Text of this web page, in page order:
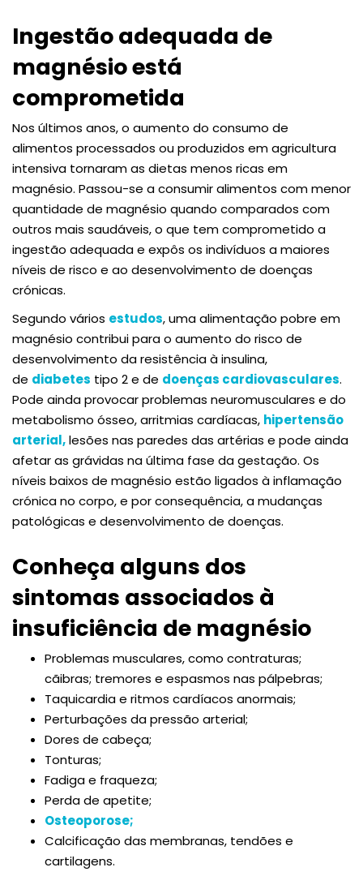
Ingestão adequada de
magnésio está
comprometida
Nos últimos anos, o aumento do consumo de
alimentos processados ou produzidos em agricultura
intensiva tornaram as dietas menos ricas em
magnésio. Passou-se a consumir alimentos com menor
quantidade de magnésio quando comparados com
outros mais saudáveis, o que tem comprometido a
ingestão adequada e expôs os indivíduos a maiores
níveis de risco e ao desenvolvimento de doenças
crónicas.
Segundo vários estudos, uma alimentação pobre em
magnésio contribui para o aumento do risco de
desenvolvimento da resistência à insulina,
de diabetes tipo 2 e de doenças cardiovasculares.
Pode ainda provocar problemas neuromusculares e do
metabolismo ósseo, arritmias cardíacas, hipertensão
arterial,lesões nas paredes das artérias e pode ainda
afetar as grávidas na última fase da gestação. Os
níveis baixos de magnésio estão ligados à inflamação
crónica no corpo, e por consequência, a mudanças
patológicas e desenvolvimento de doenças.
Conheça alguns dos
sintomas associados à
insuficiência de magnésio
Problemas musculares, como contraturas;
cãibras; tremores e espasmos nas pálpebras;
Taquicardia e ritmos cardíacos anormais;
Perturbações da pressão arterial;
Dores de cabeça;
Tonturas;
Fadiga e fraqueza;
Perda de apetite;
Osteoporose;
Calcificação das membranas, tendões e
cartilagens.